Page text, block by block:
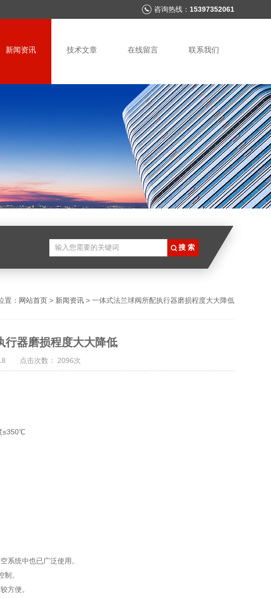
咨询热线： 15397352061
新闻资讯 技术文章 在线留言 联系我们
置： 网站首页 > 新闻资讯 > 一体式法兰球阀所配执行器磨损程度大大降低
行器磨损程度大大降低
18 点击次数： 2096次
≤350℃
系统中也已广泛使用。
制。
方便。